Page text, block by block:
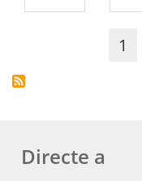
1
Directe a